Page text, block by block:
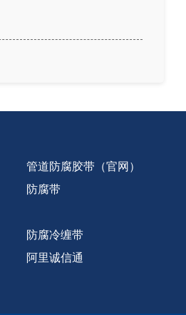
管道防腐胶带（官网）
防腐带
防腐冷缠带
阿里诚信通